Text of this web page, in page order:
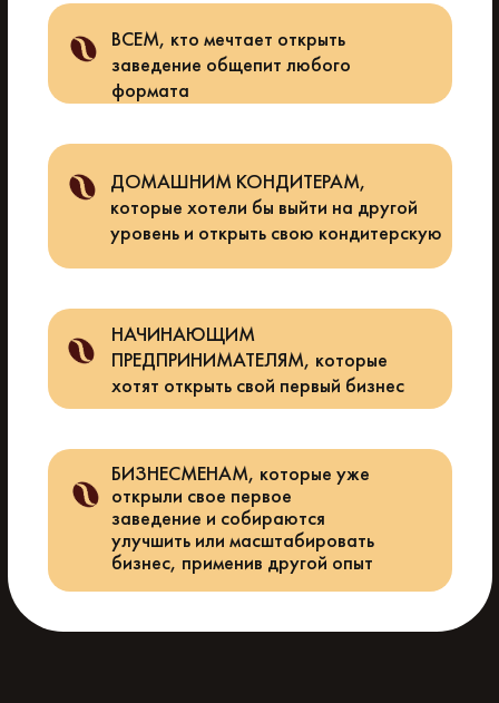
ВСЕМ, кто мечтает открыть
заведение общепит любого
формата
ДОМАШНИМ КОНДИТЕРАМ,
которые хотели бы выйти на другой
уровень и открыть свою кондитерскую
БИЗНЕСМЕНАМ, которые уже
открыли свое первое
заведение и собираются
улучшить или масштабировать
бизнес, применив другой опыт
НАЧИНАЮЩИМ
ПРЕДПРИНИМАТЕЛЯМ, которые
хотят открыть свой первый бизнес